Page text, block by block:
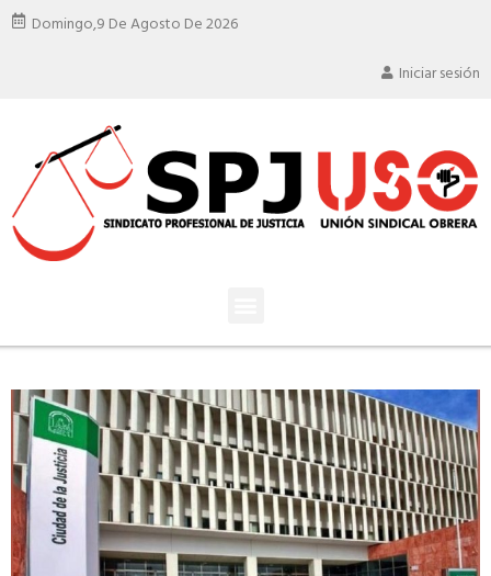
Domingo,9 De Agosto De 2026
Iniciar sesión